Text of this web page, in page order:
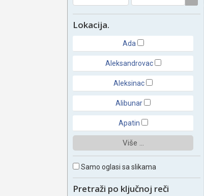
Lokacija.
Ada
Aleksandrovac
Aleksinac
Alibunar
Apatin
Više ...
Samo oglasi sa slikama
Pretraži po ključnoj reči